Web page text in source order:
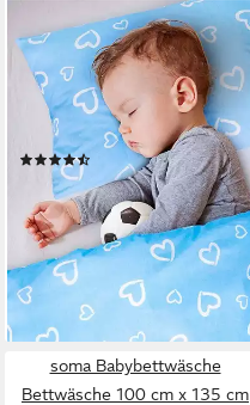
AMILIAN
Kinderbettwäsche 100x135 -
Bettwäsche Kinder -
Kopfkissenbezug 40x60 cm
Babybettwäsche, 2 teilig,
100% Baumwolle, für
Mädchen und Jungen
13,99 € 19,99 €
-30%
lieferbar - in 3-4 Werktagen bei dir
+12
soma Babybettwäsche
Bettwäsche 100 cm x 135 cm